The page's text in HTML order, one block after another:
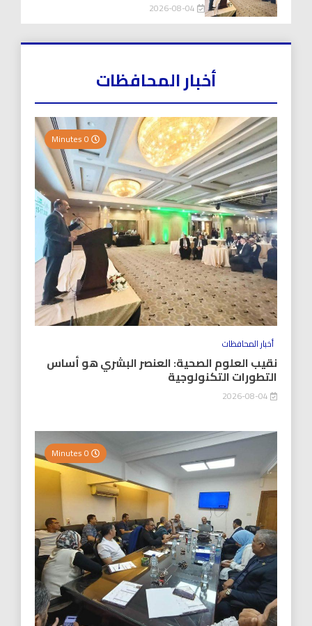
2026-08-04
أخبار المحافظات
أخبار المحافظات
نقيب العلوم الصحية: العنصر البشري هو أساس
التطورات التكنولوجية